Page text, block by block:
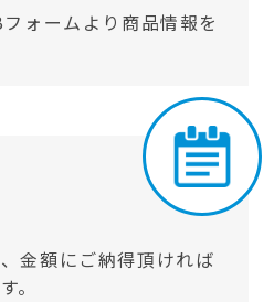
ォームより商品情報を
金額にご納得頂ければ
。